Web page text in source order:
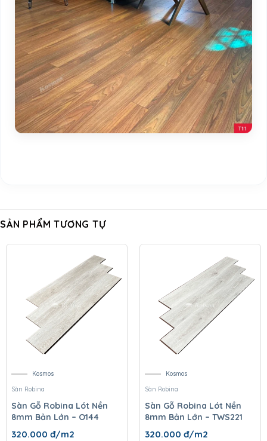
SẢN PHẨM TƯƠNG TỰ
Kosmos
Sàn Robina
Sàn Gỗ Robina Lót Nền
8mm Bản Lớn – O144
320.000 đ/m2
Kosmos
Sàn Robina
Sàn Gỗ Robina Lót Nền
8mm Bản Lớn – TWS221
320.000 đ/m2